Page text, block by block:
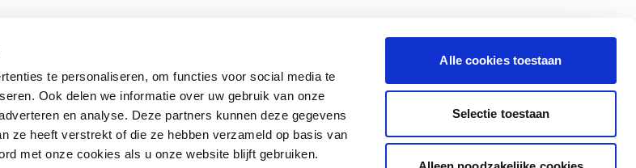
te personaliseren, om functies voor social media te
Ook delen we informatie over uw gebruik van onze
en analyse. Deze partners kunnen deze gegevens
ze heeft verstrekt of die ze hebben verzameld op basis van
met onze cookies als u onze website blijft gebruiken.
Alle cookies toestaan
Selectie toestaan